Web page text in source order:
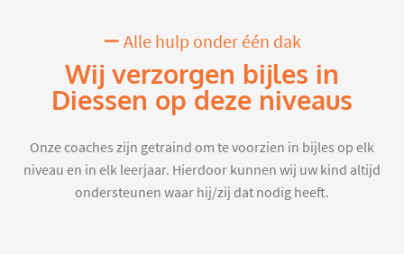
Alle hulp onder één dak
Wij verzorgen bijles in
Diessen op deze niveaus
Onze coaches zijn getraind om te voorzien in bijles op elk
niveau en in elk leerjaar. Hierdoor kunnen wij uw kind altijd
ondersteunen waar hij/zij dat nodig heeft.